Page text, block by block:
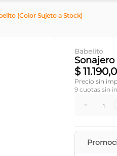
(Color Sujeto a Stock)
Babelito
$ 11.190,
Precio sin
9cuotas sin
－